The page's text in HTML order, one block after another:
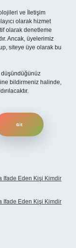
ve İletişim
olarak hizmet
olarak denetleme
Ancak, üyelerimiz
siteye üye olarak bu
düşündüğünüz
bildirmeniz halinde,
Ifade Eden Kişi Kimdir
Ifade Eden Kişi Kimdir